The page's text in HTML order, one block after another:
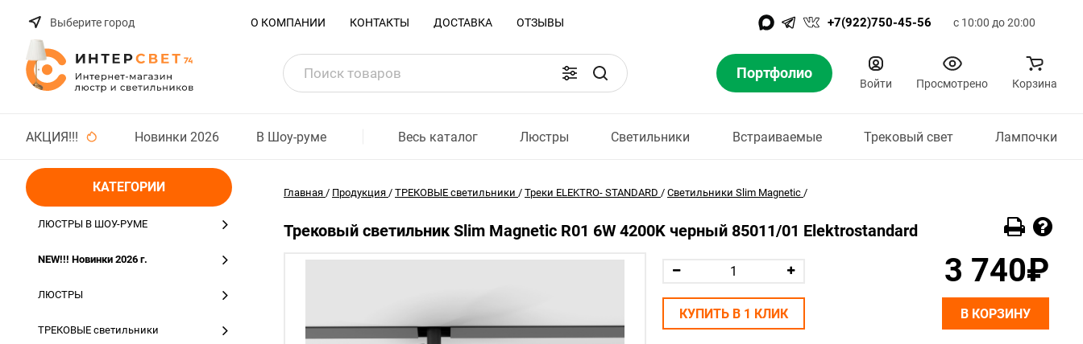
Выберите город О КОМПАНИИ КОНТАКТЫ ДОСТАВКА ОТЗЫВЫ +7(922)750-45-56 с 10:00 до 20:00
Портфолио
Войти Просмотрено Корзина
АКЦИЯ!!! Новинки 2026 В Шоу-руме Весь каталог Люстры Светильники Встраиваемые Трековый свет Лампочки
КАТЕГОРИИ
ЛЮСТРЫ В ШОУ-РУМЕ
NEW!!! Новинки 2026 г.
ЛЮСТРЫ
ТРЕКОВЫЕ светильники
Главная / Продукция / ТРЕКОВЫЕ светильники / Треки ELEKTRO- STANDARD / Светильники Slim Magnetic /
Трековый светильник Slim Magnetic R01 6W 4200K черный 85011/01 Elektrostandard
3 740₽
КУПИТЬ В 1 КЛИК В КОРЗИНУ